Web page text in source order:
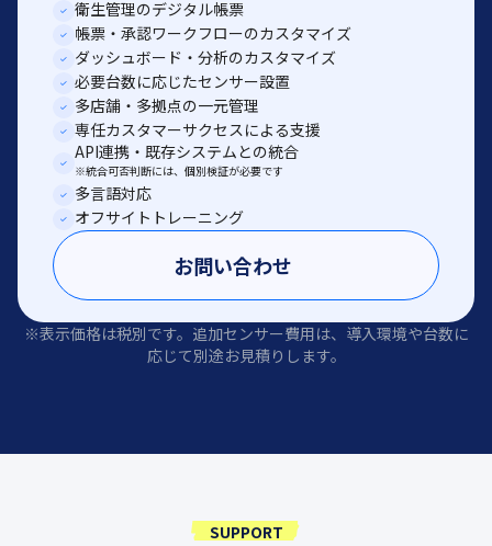
衛生管理のデジタル帳票
帳票・承認ワークフローのカスタマイズ
ダッシュボード・分析のカスタマイズ
必要台数に応じたセンサー設置
多店舗・多拠点の一元管理
専任カスタマーサクセスによる支援
API連携・既存システムとの統合
※統合可否判断には、個別検証が必要です
多言語対応
オフサイトトレーニング
お問い合わせ
※表示価格は税別です。追加センサー費用は、導入環境や台数に
応じて別途お見積りします。
SUPPORT